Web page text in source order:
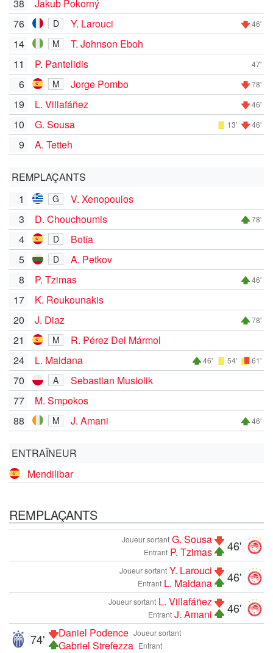
38
Jakub Pokorný
76
D Y. Larouci 46'
14 M
T. Johnson Eboh
11
P. Pantelidis 47'
6 M Jorge Pombo 78'
19 L. Villafáñez 46'
10 G. Sousa 13' 46'
9 A. Tetteh
REMPLAÇANTS
1
G
V. Xenopoulos
3
D. Chouchoumis 78'
4 D
Botía
5
D
A. Petkov
8
P. Tzimas 46'
17
K. Roukounakis
20
J. Diaz 78'
21 M
R. Pérez Del Mármol
24
L. Maidana 46' 54' 61'
70 A
Sebastian Musiolik
77
M. Smpokos
88
M J. Amani 46'
ENTRAÎNEUR
Mendilibar
REMPLAÇANTS
46'
Joueur sortant G. Sousa
Entrant P. Tzimas
46'
Joueur sortant Y. Larouci
Entrant L. Maidana
46'
Joueur sortant L. Villafáñez
Entrant J. Amani
Joueur sortant
Daniel Podence
Entrant
Gabriel Strefezza
74'